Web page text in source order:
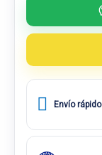
Envío rápido